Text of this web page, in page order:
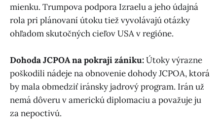
mienku. Trumpova podpora Izraelu a jeho údajná
rola pri plánovaní útoku tiež vyvolávajú otázky
ohľadom skutočných cieľov USA v regióne.
Dohoda JCPOA na pokraji zániku:Útoky výrazne
poškodili nádeje na obnovenie dohody JCPOA, ktorá
by mala obmedziť iránsky jadrový program. Irán už
nemá dôveru v americkú diplomaciu a považuje ju
za nepoctivú.